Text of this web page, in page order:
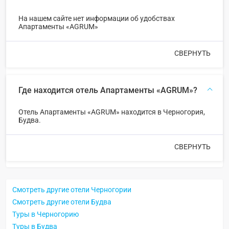
На нашем сайте нет информации об удобствах
Апартаменты «AGRUM»
СВЕРНУТЬ
Где находится отель Апартаменты «AGRUM»?
Отель Апартаменты «AGRUM» находится в Черногория,
Будва.
СВЕРНУТЬ
Смотреть другие отели Черногории
Смотреть другие отели Будва
Туры в Черногорию
Туры в Будва